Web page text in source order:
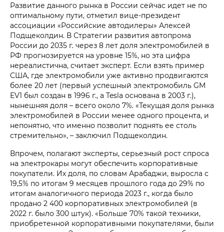
Развитие данного рынка в России сейчас идет не по
оптимальному пути, отметил вице-президент
ассоциации «Российские автодилеры» Алексей
Подщеколдин. В Стратегии развития автопрома
России до 2035 г. через 8 лет доля электромобилей в
РФ прогнозируется на уровне 15%, но эта цифра
нереалистична, считает эксперт. Если взять пример
США, где электромобили уже активно продвигаются
более 20 лет (первый успешный электромобиль GM
EV1 был создан в 1996 г., а Tesla основана в 2003 г.),
нынешняя доля – всего около 7%. «Текущая доля рынка
электромобилей в России менее одного процента, и
непонятно, что именно позволит поднять ее столь
стремительно», – заключил Подщеколдин.
Впрочем, полагают эксперты, серьезный рост спроса
на электрокары могут обеспечить корпоративные
покупатели. Их доля, по словам Арабаджи, выросла с
19,5% по итогам 9 месяцев прошлого года до 29% по
итогам аналогичного периода 2023 г., когда было
продано 2 400 корпоративных электромобилей (в
2022 г. было 300 штук). «Больше 70% такой техники,
приобретенной корпоративными покупателями, были